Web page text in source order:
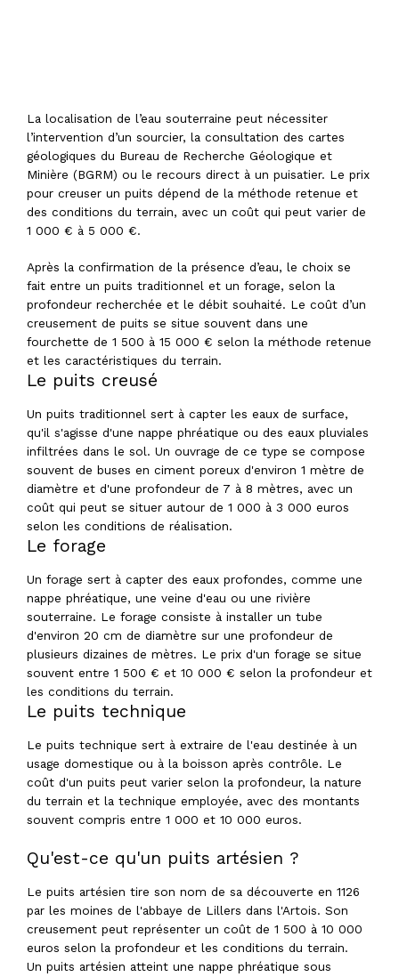
La localisation de l’eau souterraine peut nécessiter
l’intervention d’un sourcier, la consultation des cartes
géologiques du Bureau de Recherche Géologique et
Minière (BGRM) ou le recours direct à un puisatier. Le prix
pour creuser un puits dépend de la méthode retenue et
des conditions du terrain, avec un coût qui peut varier de
1 000 € à 5 000 €.
Après la confirmation de la présence d’eau, le choix se
fait entre un puits traditionnel et un forage, selon la
profondeur recherchée et le débit souhaité. Le coût d’un
creusement de puits se situe souvent dans une
fourchette de 1 500 à 15 000 € selon la méthode retenue
et les caractéristiques du terrain.
Le puits creusé
Un puits traditionnel sert à capter les eaux de surface,
qu'il s'agisse d'une nappe phréatique ou des eaux pluviales
infiltrées dans le sol. Un ouvrage de ce type se compose
souvent de buses en ciment poreux d'environ 1 mètre de
diamètre et d'une profondeur de 7 à 8 mètres, avec un
coût qui peut se situer autour de 1 000 à 3 000 euros
selon les conditions de réalisation.
Le forage
Un forage sert à capter des eaux profondes, comme une
nappe phréatique, une veine d'eau ou une rivière
souterraine. Le forage consiste à installer un tube
d'environ 20 cm de diamètre sur une profondeur de
plusieurs dizaines de mètres. Le prix d'un forage se situe
souvent entre 1 500 € et 10 000 € selon la profondeur et
les conditions du terrain.
Le puits technique
Le puits technique sert à extraire de l'eau destinée à un
usage domestique ou à la boisson après contrôle. Le
coût d'un puits peut varier selon la profondeur, la nature
du terrain et la technique employée, avec des montants
souvent compris entre 1 000 et 10 000 euros.
Qu'est-ce qu'un puits artésien ?
Le puits artésien tire son nom de sa découverte en 1126
par les moines de l'abbaye de Lillers dans l'Artois. Son
creusement peut représenter un coût de 1 500 à 10 000
euros selon la profondeur et les conditions du terrain.
Un puits artésien atteint une nappe phréatique sous